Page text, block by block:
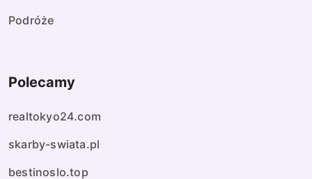
Podróże
Polecamy
realtokyo24.com
skarby-swiata.pl
bestinoslo.top